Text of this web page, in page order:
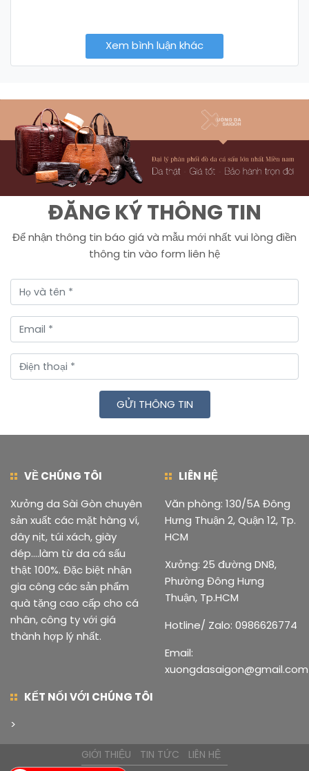
Xem bình luận khác
ĐĂNG KÝ THÔNG TIN
Để nhận thông tin báo giá và mẫu mới nhất vui lòng điền
thông tin vào form liên hệ
GỬI THÔNG TIN
VỀ CHÚNG TÔI
Xưởng da Sài Gòn chuyên
sản xuất các mặt hàng ví,
dây nịt, túi xách, giày
dép....làm từ da cá sấu
thật 100%. Đặc biệt nhận
gia công các sản phẩm
quà tặng cao cấp cho cá
nhân, công ty với giá
thành hợp lý nhất.
LIÊN HỆ
Văn phòng: 130/5A Đông
Hưng Thuận 2, Quận 12, Tp.
HCM
Xưởng: 25 đường DN8,
Phường Đông Hưng
Thuận, Tp.HCM
Hotline/ Zalo: 0986626774
Email:
xuongdasaigon@gmail.com
KẾT NỐI VỚI CHÚNG TÔI
>
GIỚI THIỆU TIN TỨC LIÊN HỆ